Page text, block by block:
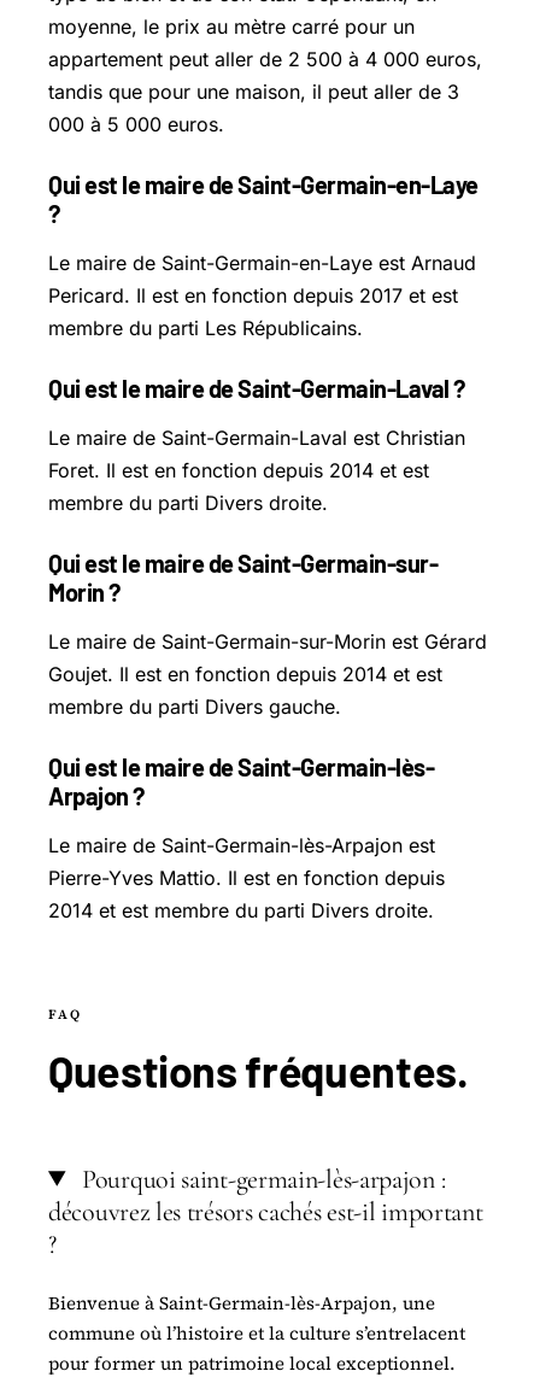
moyenne, le prix au mètre carré pour un
appartement peut aller de 2 500 à 4 000 euros,
tandis que pour une maison, il peut aller de 3
000 à 5 000 euros.
Qui est le maire de Saint-Germain-en-Laye
?
Le maire de Saint-Germain-en-Laye est Arnaud
Pericard. Il est en fonction depuis 2017 et est
membre du parti Les Républicains.
Qui est le maire de Saint-Germain-Laval ?
Le maire de Saint-Germain-Laval est Christian
Foret. Il est en fonction depuis 2014 et est
membre du parti Divers droite.
Qui est le maire de Saint-Germain-sur-
Morin ?
Le maire de Saint-Germain-sur-Morin est Gérard
Goujet. Il est en fonction depuis 2014 et est
membre du parti Divers gauche.
Qui est le maire de Saint-Germain-lès-
Arpajon ?
Le maire de Saint-Germain-lès-Arpajon est
Pierre-Yves Mattio. Il est en fonction depuis
2014 et est membre du parti Divers droite.
FAQ
Questionsfréquentes.
Pourquoi saint-germain-lès-arpajon :
découvrez les trésors cachés est-il important
?
Bienvenue à Saint-Germain-lès-Arpajon, une
commune où l’histoire et la culture s’entrelacent
pour former un patrimoine local exceptionnel.